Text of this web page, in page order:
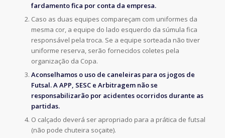
fardamento fica por conta da empresa.
Caso as duas equipes compareçam com uniformes da
mesma cor, a equipe do lado esquerdo da súmula fica
responsável pela troca. Se a equipe sorteada não tiver
uniforme reserva, serão fornecidos coletes pela
organização da Copa.
Aconselhamos o uso de caneleiras para os jogos de
Futsal. A APP, SESC e Arbitragem não se
responsabilizarão por acidentes ocorridos durante as
partidas.
O calçado deverá ser apropriado para a prática de futsal
(não pode chuteira soçaite).